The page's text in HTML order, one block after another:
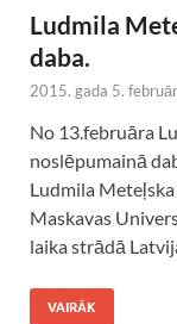
Ludmila
daba.
2015. gada 5.
No 13.februāra
noslēpumainā
Ludmila
Maskavas
laika strādā
VAIRĀK